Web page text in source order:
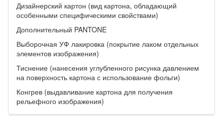
Дизайнерский картон (вид картона, обладающий
особенными специфическими свойствами)
Дополнительный PANTONE
Выборочная УФ лакировка (покрытие лаком отдельных
элементов изображения)
Тиснение (нанесения углубленного рисунка давлением
на поверхность картона с использование фольги)
Конгрев (выдавливание картона для получения
рельефного изображения)